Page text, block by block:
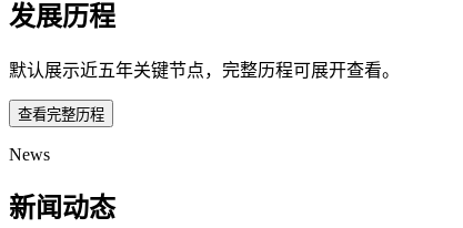
发展历程
默认展示近五年关键节点，完整历程可展开查看。
查看完整历程
News
新闻动态